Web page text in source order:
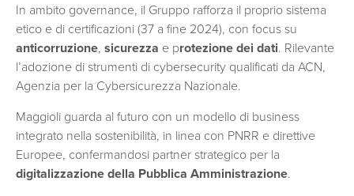
In ambito governance, il Gruppo rafforza il proprio sistema
etico e di certificazioni (37 a fine 2024), con focus su
anticorruzione, sicurezza e protezione dei dati. Rilevante
l’adozione di strumenti di cybersecurity qualificati da ACN,
Agenzia per la Cybersicurezza Nazionale.
Maggioli guarda al futuro con un modello di business
integrato nella sostenibilità, in linea con PNRR e direttive
Europee, confermandosi partner strategico per la
digitalizzazione della Pubblica Amministrazione.